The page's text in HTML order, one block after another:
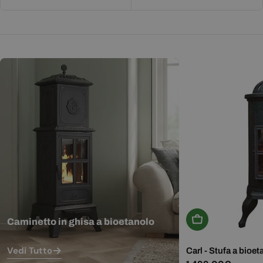
Caminetto in ghisa a bioetanolo
Vedi Tutto
Aggiungi Al
Carl - Stufa a